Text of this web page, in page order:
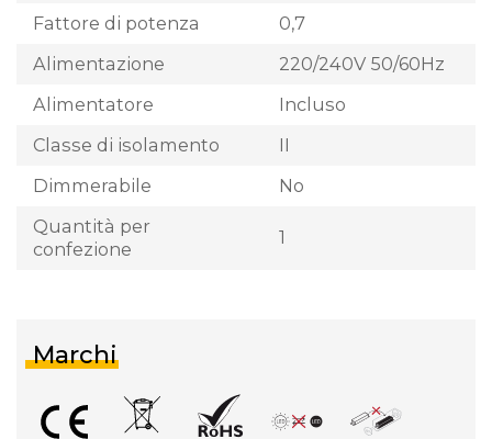
Fattore di potenza
0,7
Alimentazione
220/240V 50/60Hz
Alimentatore
Incluso
Classe di isolamento
II
Dimmerabile
No
Quantità per
confezione
1
Marchi